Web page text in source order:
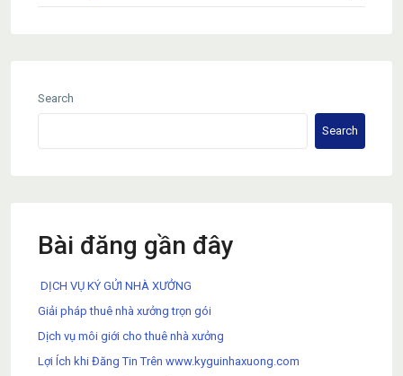
Search
Search
Bài đăng gần đây
DỊCH VỤ KÝ GỬI NHÀ XƯỞNG
Giải pháp thuê nhà xưởng trọn gói
Dịch vụ môi giới cho thuê nhà xưởng
Lợi Ích khi Đăng Tin Trên www.kyguinhaxuong.com